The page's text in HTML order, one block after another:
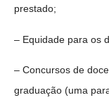
prestado;
– Equidade para os
– Concursos de
graduação (uma